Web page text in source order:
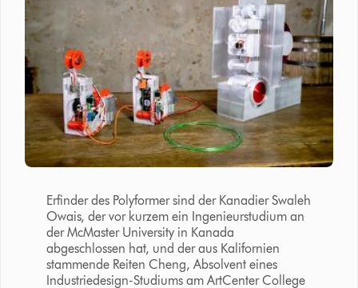
Erfinder des Polyformer sind der Kanadier Swaleh
Owais, der vor kurzem ein Ingenieurstudium an
der McMaster University in Kanada
abgeschlossen hat, und der aus Kalifornien
stammende Reiten Cheng, Absolvent eines
Industriedesign-Studiums am ArtCenter College